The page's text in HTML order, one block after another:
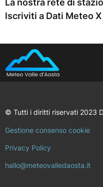
La nostra rete di
Iscriviti a Dati Meteo X
© Tutti i diritti riservati 2023
Gestione consenso cookie
Privacy Policy
hallo@meteovalledaosta.it